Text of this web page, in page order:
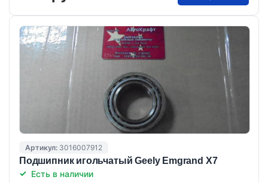
Артикул: 3016007912
Подшипник игольчатый Geely Emgrand X7
Есть в наличии